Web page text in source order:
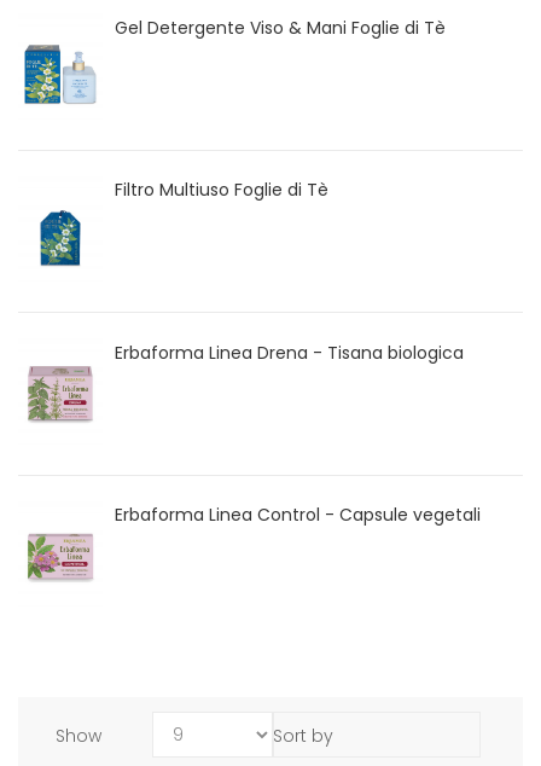
Gel Detergente Viso & Mani Foglie di Tè
Filtro Multiuso Foglie di Tè
Erbaforma Linea Drena - Tisana biologica
Erbaforma Linea Control - Capsule vegetali
Show
Sort by